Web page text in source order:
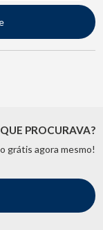
PROCURAVA?
grátis agora mesmo!